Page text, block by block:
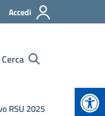
Accedi
Cerca
RSU 2025